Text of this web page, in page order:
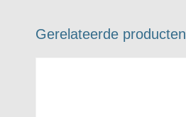
Gerelateerde producten